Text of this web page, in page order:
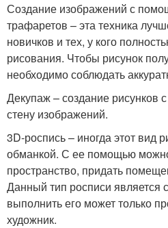
Создание изображений с
трафаретов – эта техника
новичков и тех, у кого
рисования. Чтобы рисунок
необходимо соблюдать
Декупаж – создание рисунков
стену изображений.
3D-роспись – иногда этот вид
обманкой. С ее помощью
пространство, придать
Данный тип росписи
выполнить его может только
художник.